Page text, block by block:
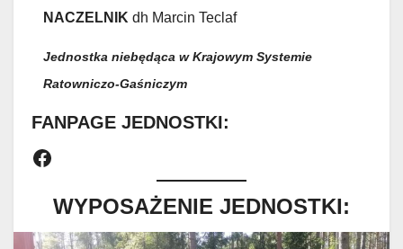
NACZELNIK dh Marcin Teclaf
Jednostka niebędąca w Krajowym Systemie
Ratowniczo-Gaśniczym
FANPAGE JEDNOSTKI:
Facebook
WYPOSAŻENIE JEDNOSTKI: